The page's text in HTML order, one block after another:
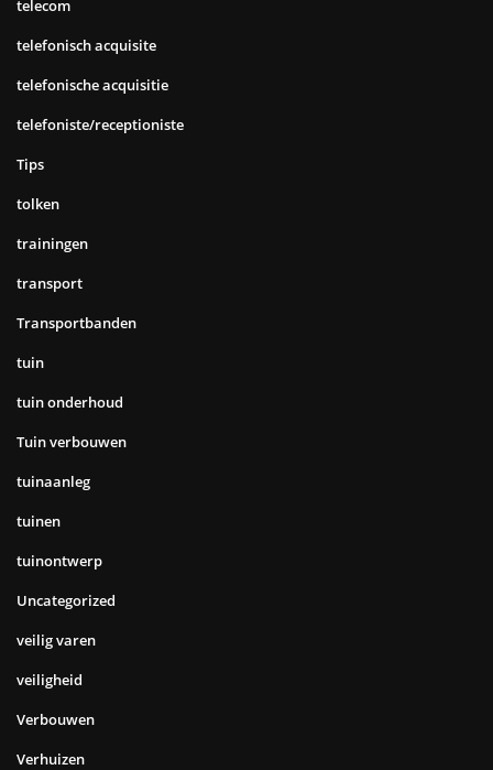
telecom
telefonisch acquisite
telefonische acquisitie
telefoniste/receptioniste
Tips
tolken
trainingen
transport
Transportbanden
tuin
tuin onderhoud
Tuin verbouwen
tuinaanleg
tuinen
tuinontwerp
Uncategorized
veilig varen
veiligheid
Verbouwen
Verhuizen